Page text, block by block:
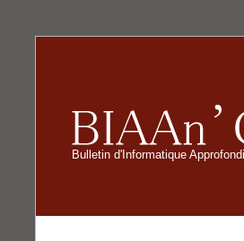
Bulletin d'Informatique